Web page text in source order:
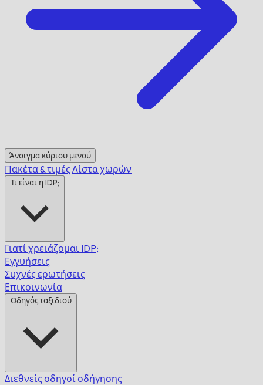
Άνοιγμα κύριου μενού
Πακέτα & τιμέςΛίστα χωρών
Τι είναι η IDP;
Γιατί χρειάζομαι IDP;
Εγγυήσεις
Συχνές ερωτήσεις
Επικοινωνία
Οδηγός ταξιδιού
Διεθνείς οδηγοί οδήγησης